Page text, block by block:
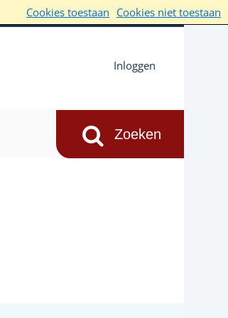
Cookies toestaan Cookies niet toestaan
Inloggen